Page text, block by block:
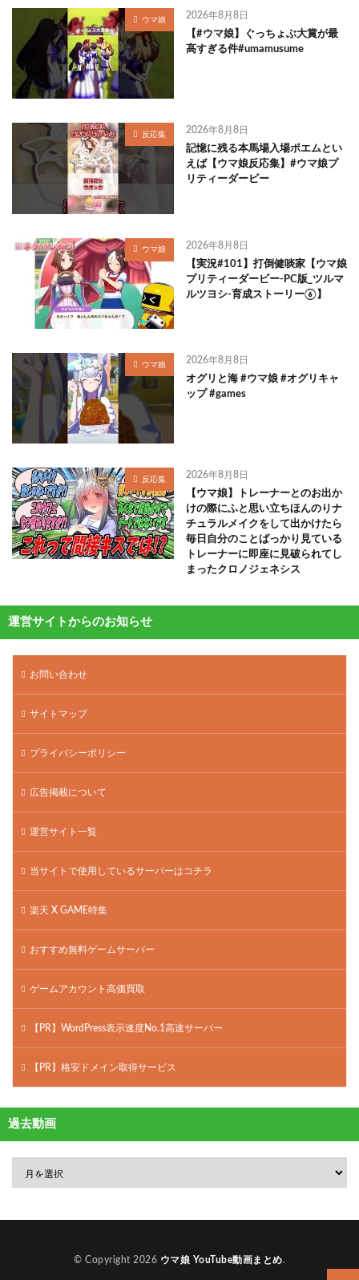
ウマ娘 2026年8月8日
【#ウマ娘】ぐっちょぶ大賞が最
高すぎる件#umamusume
反応集 2026年8月8日
記憶に残る本馬場入場ポエムとい
えば【ウマ娘反応集】#ウマ娘プ
リティーダービー
ウマ娘 2026年8月8日
【実況#101】打倒健啖家【ウマ娘
プリティーダービー-PC版_ツルマ
ルツヨシ-育成ストーリー⑥】
ウマ娘 2026年8月8日
オグリと海 #ウマ娘 #オグリキャ
ップ #games
反応集 2026年8月8日
【ウマ娘】トレーナーとのお出か
けの際にふと思い立ちほんのりナ
チュラルメイクをして出かけたら
毎日自分のことばっかり見ている
トレーナーに即座に見破られてし
まったクロノジェネシス
運営サイトからのお知らせ
お問い合わせ
サイトマップ
プライバシーポリシー
広告掲載について
運営サイト一覧
当サイトで使用しているサーバーはコチラ
楽天 X GAME特集
おすすめ無料ゲームサーバー
ゲームアカウント高価買取
【PR】WordPress表示速度No.1高速サーバー
【PR】格安ドメイン取得サービス
過去動画
© Copyright 2026 ウマ娘 YouTube動画まとめ.